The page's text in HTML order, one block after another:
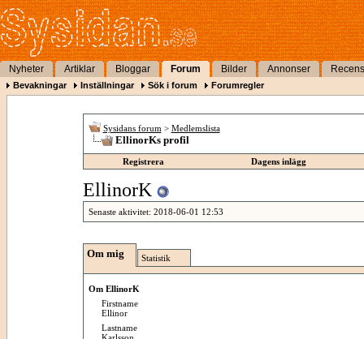
Nyheter Artiklar Bloggar Forum Bilder Annonser
Bevakningar Inställningar Sök i forum Forumregler
Sysidans forum > Medlemslista
EllinorKs profil
Registrera Dagens inlägg
EllinorK
Senaste aktivitet: 2018-06-01 12:53
Om mig Statistik
Om EllinorK
Firstname
Ellinor
Lastname